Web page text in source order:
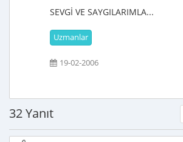
SEVGİ VE SAYGILARIMLA...
Uzmanlar
19-02-2006
32 Yanıt